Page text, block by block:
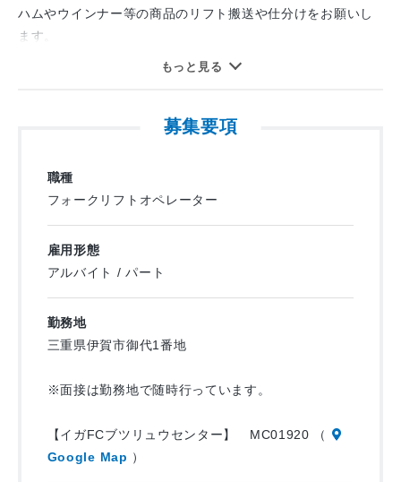
★扶養内勤務も可能！
★給与の日払いＯＫ！（規定あり）
*:;;;:*:;;;:*:;;;:*:;;;:*:;;;:*:;;;:*:;;;:*:;;;:*:;;;:*:;;;:*:;;;:*:;;;*:;;;*
たくさんのご応募お待ちしております！
ハムやウインナー等の商品のリフト搬送や仕分けをお願いし
ます。
③リフトで出荷準備のエリアまで商品を搬送します。
・未経験者活躍中！
・ライン作業、流れ作業、簡単作業が得意な方
経験のある方
もっと見る
募集要項
職種
フォークリフトオペレーター
雇用形態
アルバイト / パート
勤務地
三重県伊賀市御代1番地
※面接は勤務地で随時行っています。
【イガFCブツリュウセンター】 MC01920 （
Google Map ）